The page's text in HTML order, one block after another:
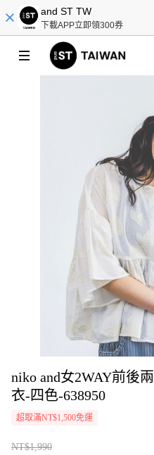
and ST TW
下載APP立即領300券
niko and女2WAY前後
衣-四色-638950
超取滿NT$1,500免運
NT$1,990